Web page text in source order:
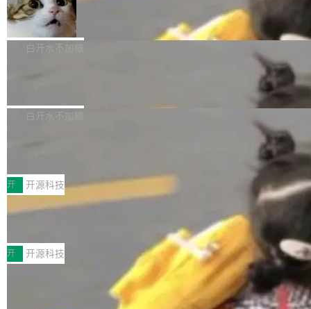
ceXAI的资金消耗速度尤为引人瞩目。然而，支
撑庞大支出的资金来源却呈现出截然不同的面
貌。数据显示，微软和 Meta 主要依托充沛的经
你可以用 curl -fsSL https://dev.meta.ai/install.
sh | bash 安装一个能在大项目里自动规划、写
代码、验证结果的 AI 终端工具。 据介绍，Muse
个主 agent 循环，外加一组后台 agent。这些后
美团开源 LoHoSearch，用知识图谱校
准 AI 能力认知
机器出题的前提，是让机器拥有全局视野。整个
构建流程可以分为四个环节：建图 → 控制难度
白开水不加糖
库，并将作为transport接入Mooncake TENT。
MPComm将作为一种传输引擎接入Mooncake T
ENT，实现零拷贝传输性能提升30%、非零拷贝
传输性能最高提升5倍。UCL-MPComm底层基
于自研UCL-Engine通信引擎，后续腾讯网平将
持续开源更多基于UCL-Engine的高性能通信组
件。 腾讯网平团队在UCL-MPComm中实现了一
个独立于业务线程的全局通信引擎（Engine），
白开水不加糖
型案例入选名单》，深信服“面向企业研发场景的
开源 AI 编程平台 CoStrict 应用”凭借卓越的技术
创新与落地成效成功入选。 全链路私有化部署，
助力企业AI研发安全落地 当前，越来越多企业已
经开始引入 AI Coding 工具，通过调用公有云模
型或企业内部部署模型提升研发效率。但随着 AI
Coding 从个人辅助工具逐步走向团队级、组织
级应用，企业在规模化落地过程中，对安全性、
开 开源科技
深信服AI算力网关入选工信部人工智能
前不久，工业和信息化部正式发布《2025年人工
智能应用典型案例名单》，集中展示人工智能在
各领域的应用成果，覆盖技术底座、行业赋能、
产品应用、支撑保障、专题等五大方向。深信服
AI算力网关（AI创新平台）成功入选！ 随着各行
开 开源科技
Jeff Dean 离开 Google：一个时代的结
束，一个实验室的开始
Google 员工编号 20。MapReduce 作者之一。